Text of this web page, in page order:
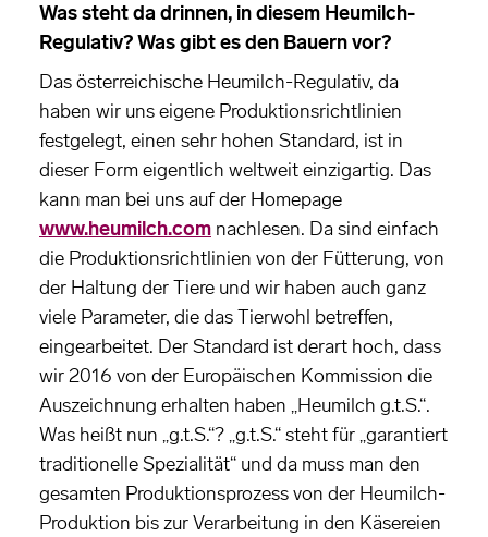
Was steht da drinnen, in diesem Heumilch-
Regulativ? Was gibt es den Bauern vor?
Das österreichische Heumilch-Regulativ, da
haben wir uns eigene Produktionsrichtlinien
festgelegt, einen sehr hohen Standard, ist in
dieser Form eigentlich weltweit einzigartig. Das
kann man bei uns auf der Homepage
www.heumilch.com nachlesen. Da sind einfach
die Produktionsrichtlinien von der Fütterung, von
der Haltung der Tiere und wir haben auch ganz
viele Parameter, die das Tierwohl betreffen,
eingearbeitet. Der Standard ist derart hoch, dass
wir 2016 von der Europäischen Kommission die
Auszeichnung erhalten haben „Heumilch g.t.S.“.
Was heißt nun „g.t.S.“? „g.t.S.“ steht für „garantiert
traditionelle Spezialität“ und da muss man den
gesamten Produktionsprozess von der Heumilch-
Produktion bis zur Verarbeitung in den Käsereien